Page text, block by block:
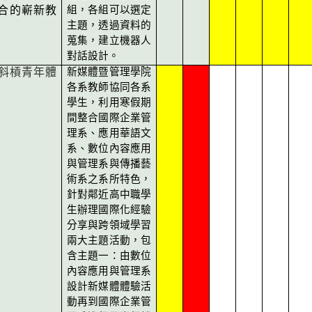
的嶄新教
組，各組可以選定
主題，透過資料的
蒐集，建立機器人
對話設計。
槓青年體
新媒體暨管理學院
各系教師協同各系
學生，利用寒假期
間整合國際企業管
理系、應用華語文
系、數位內容應用
與管理系與傳播藝
術系之系所特色，
針對鄰近高中職學
生辦理國際化經驗
分享與跨領域學習
兩大主題活動，包
含主題一：由數位
內容應用與管理系
設計新媒體體驗活
動再到國際企業管